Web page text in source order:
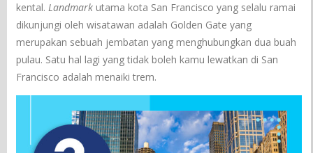
kental.Landmark utama kota San Francisco yang selalu ramai
dikunjungi oleh wisatawan adalah Golden Gate yang
merupakan sebuah jembatan yang menghubungkan dua buah
pulau. Satu hal lagi yang tidak boleh kamu lewatkan di San
Francisco adalah menaiki trem.